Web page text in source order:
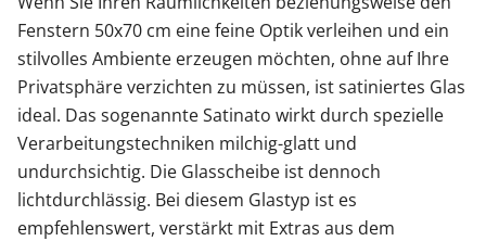
Fenstern 50x70 cm eine feine Optik verleihen und ein
stilvolles Ambiente erzeugen möchten, ohne auf Ihre
Privatsphäre verzichten zu müssen, ist satiniertes Glas
ideal. Das sogenannte Satinato wirkt durch spezielle
Verarbeitungstechniken milchig-glatt und
undurchsichtig. Die Glasscheibe ist dennoch
lichtdurchlässig. Bei diesem Glastyp ist es
empfehlenswert, verstärkt mit Extras aus dem